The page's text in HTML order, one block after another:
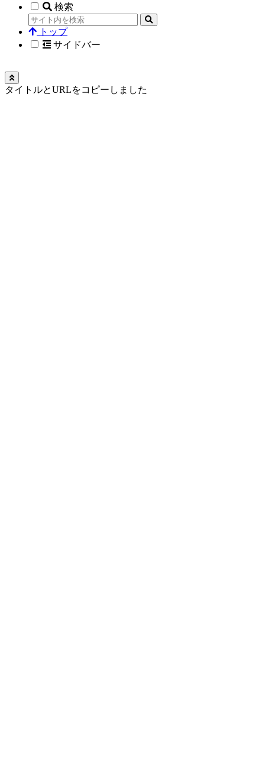
検索
トップ
サイドバー
タイトルとURLをコピーしました